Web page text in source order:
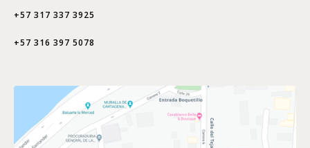
+57 317 337 3925
+57 316 397 5078